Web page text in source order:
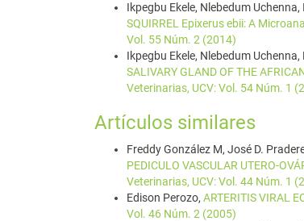
Ikpegbu Ekele, Nlebedum Uchenna,
SQUIRREL Epixerus ebii: A
Vol. 55 Núm. 2 (2014)
Ikpegbu Ekele, Nlebedum
SALIVARY GLAND OF THE
Veterinarias, UCV: Vol. 54 Núm. 1
Artículos similares
Freddy González M, José D.
PEDICULO VASCULAR UTERO-
Veterinarias, UCV: Vol. 44 Núm. 1
Edison Perozo, ARTERITIS VIRAL
Vol. 46 Núm. 2 (2005)